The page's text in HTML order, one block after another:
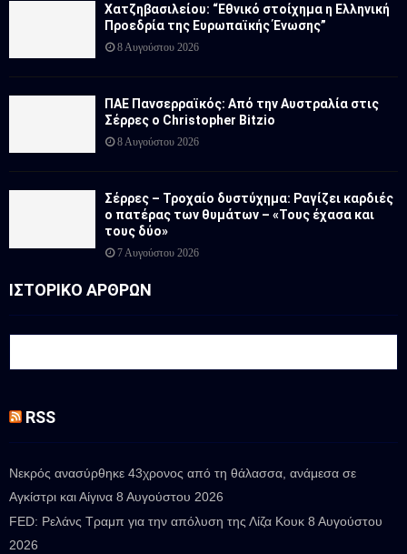
Χατζηβασιλείου: “Εθνικό στοίχημα η Ελληνική
Προεδρία της Ευρωπαϊκής Ένωσης”
8 Αυγούστου 2026
ΠΑΕ Πανσερραϊκός: Από την Αυστραλία στις
Σέρρες ο Christopher Bitzio
8 Αυγούστου 2026
Σέρρες – Τροχαίο δυστύχημα: Ραγίζει καρδιές
ο πατέρας των θυμάτων – «Τους έχασα και
τους δύο»
7 Αυγούστου 2026
ΙΣΤΟΡΙΚΟ ΑΡΘΡΩΝ
RSS
Νεκρός ανασύρθηκε 43χρονος από τη θάλασσα, ανάμεσα σε
Αγκίστρι και Αίγινα 8 Αυγούστου 2026
FED: Ρελάνς Τραμπ για την απόλυση της Λίζα Κουκ 8 Αυγούστου
2026